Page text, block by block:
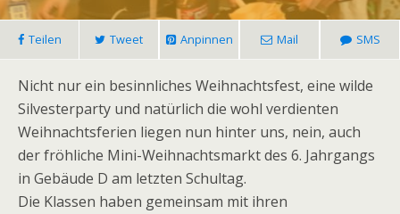
Teilen Tweet Anpinnen Mail SMS
Nicht nur ein besinnliches Weihnachtsfest, eine wilde
Silvesterparty und natürlich die wohl verdienten
Weihnachtsferien liegen nun hinter uns, nein, auch
der fröhliche Mini-Weihnachtsmarkt des 6. Jahrgangs
in Gebäude D am letzten Schultag.
Die Klassen haben gemeinsam mit ihren